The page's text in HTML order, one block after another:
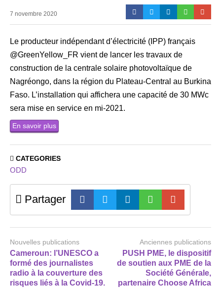
7 novembre 2020
Le producteur indépendant d’électricité (IPP) français
@GreenYellow_FR vient de lancer les travaux de
construction de la centrale solaire photovoltaïque de
Nagréongo, dans la région du Plateau-Central au Burkina
Faso. L’installation qui affichera une capacité de 30 MWc
sera mise en service en mi-2021.
En savoir plus
CATEGORIES
ODD
Partager
Nouvelles publications
Cameroun: l’UNESCO a
formé des journalistes
radio à la couverture des
risques liés à la Covid-19.
Anciennes publications
PUSH PME, le dispositif
de soutien aux PME de la
Société Générale,
partenaire Choose Africa